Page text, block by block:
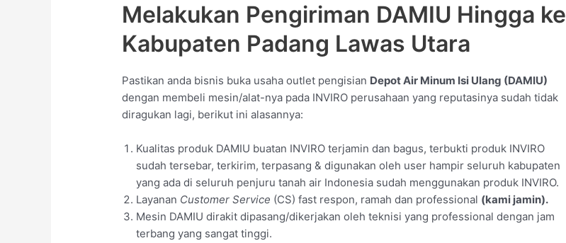
Melakukan Pengiriman DAMIU Hingga ke
Kabupaten Padang Lawas Utara
Pastikan anda bisnis buka usaha outlet pengisian Depot Air Minum Isi Ulang (DAMIU)
dengan membeli mesin/alat-nya pada INVIRO perusahaan yang reputasinya sudah tidak
diragukan lagi, berikut ini alasannya:
Kualitas produk DAMIU buatan INVIRO terjamin dan bagus, terbukti produk INVIRO
sudah tersebar, terkirim, terpasang & digunakan oleh user hampir seluruh kabupaten
yang ada di seluruh penjuru tanah air Indonesia sudah menggunakan produk INVIRO.
Layanan Customer Service (CS) fast respon, ramah dan professional (kami jamin).
Mesin DAMIU dirakit dipasang/dikerjakan oleh teknisi yang professional dengan jam
terbang yang sangat tinggi.